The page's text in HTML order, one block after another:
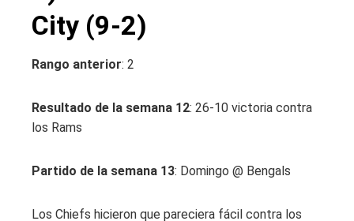
City (9-2)
Rango anterior: 2
Resultado de la semana 12: 26-10 victoria contra
los Rams
Partido de la semana 13: Domingo @ Bengals
Los Chiefs hicieron que pareciera fácil contra los